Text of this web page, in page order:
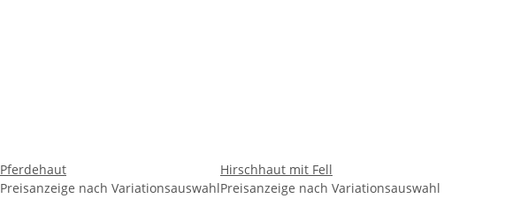
Pferdehaut
Preisanzeige nach Variationsauswahl
Hirschhaut mit Fell
Preisanzeige nach Variationsauswahl